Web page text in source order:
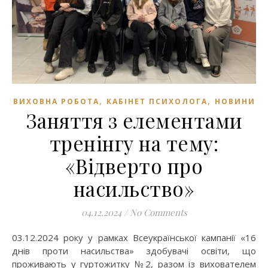
ВИХОВНА РОБОТА, КАБІНЕТ ПСИХОЛОГА, НОВИНИ
Заняття з елементами
тренінгу на тему:
«Відверто про
насильство»
04.12.2024 / No Comments
03.12.2024 року у рамках Всеукраїнської кампанії «16
днів проти насильства» здобувачі освіти, що
проживають у гуртожитку №2, разом із вихователем